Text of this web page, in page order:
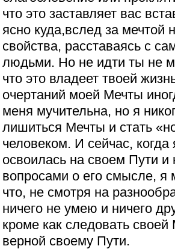
что это заставляет вас
ясно куда,вслед за мечтой
свойства, расставаясь с
людьми. Но не идти ты не
что это владеет твоей
очертаний моей Мечты
меня мучительна, но я
лишиться Мечты и стать
человеком. И сейчас, когда
освоилась на своем Пути и
вопросами о его смысле, я
что, не смотря на
ничего не умею и ничего
кроме как следовать
верной своему Пути.